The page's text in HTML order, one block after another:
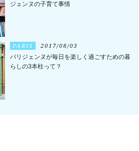
ジェンヌの子育て事情
PARIS 2017/08/03
パリジェンヌが毎日を楽しく過ごすための暮
らしの3本柱って？